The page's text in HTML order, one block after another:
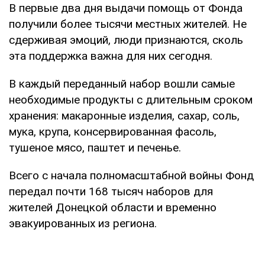
В первые два дня выдачи помощь от Фонда
получили более тысячи местных жителей. Не
сдерживая эмоций, люди признаются, сколь
эта поддержка важна для них сегодня.
В каждый переданный набор вошли самые
необходимые продукты с длительным сроком
хранения: макаронные изделия, сахар, соль,
мука, крупа, консервированная фасоль,
тушеное мясо, паштет и печенье.
Всего с начала полномасштабной войны Фонд
передал почти 168 тысяч наборов для
жителей Донецкой области и временно
эвакуированных из региона.